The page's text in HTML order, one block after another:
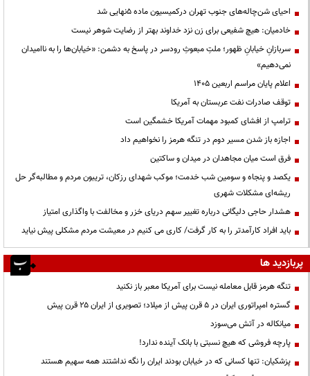
احیای شن‌چاله‌های جنوب تهران درکمیسیون ماده ۵نهایی شد
خادمیان: هیچ شفیعی برای زن نزد خداوند بهتر از رضایت شوهر نیست
سربازانِ خیابانِ ظهور؛ ملتِ مبعوثِ رودسر در پاسخ به دشمن: «خیابان‌ها را به ناامیدان
نمی‌دهیم»
اعلام پایان مراسم اربعین ۱۴۰۵
توقف صادرات نفت عربستان به آمریکا
ترامپ از افشای کمبود مهمات آمریکا خشمگین است
اجازه باز شدن مسیر دوم در تنگه هرمز را نخواهیم داد
فرق است میان مجاهدان در میدان و ساکتین
یکصد و پنجاه و سومین شب خدمت؛ موکب شهدای رزکان، تریبون مردم و مطالبه‌گر حل
ریشه‌ای مشکلات شهری
هشدار حاجی دلیگانی درباره تغییر سهم دریای خزر و مخالفت با واگذاری امتیاز
باید افراد کارآمدتر را به کار گرفت/ کاری می کنیم در معیشت مردم مشکلی پیش نیاید
پربازدید ها
تنگه هرمز قابل معامله نیست برای آمریکا معبر باز نکنید
گستره امپراتوری ایران در ۵ قرن پیش از میلاد؛ تصویری از ایران ۲۵ قرن پیش
میانکاله در آتش می‌سوزد
پارچه فروشی که هیچ نسبتی با بانک آینده ندارد!
پزشکیان: تنها کسانی که در خیابان بودند ایران را نگه نداشتند همه سهیم هستند